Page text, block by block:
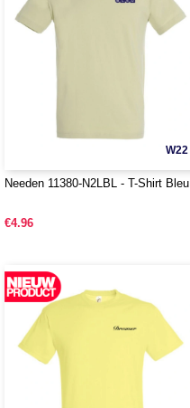
W22
Needen 11380-N2LBL - T-Shirt Bleu
€4.96